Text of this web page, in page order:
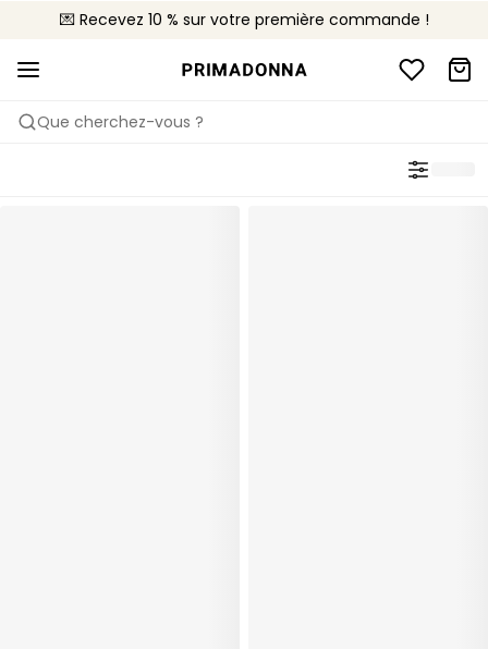
💌 Recevez 10 % sur votre première commande !
🚚 Livraison gratuite à partir de CHF 150
📦 Retours gratuits
Que cherchez-vous ?